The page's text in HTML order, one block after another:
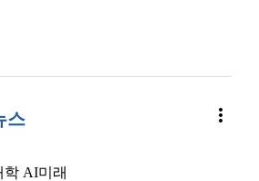
스 more_vert
학 AI미래